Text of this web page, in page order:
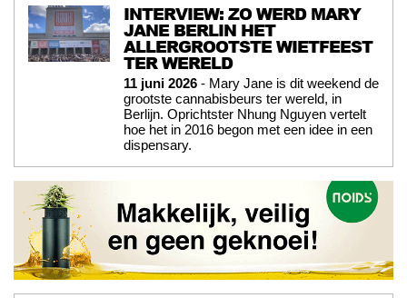
INTERVIEW: ZO WERD MARY
JANE BERLIN HET
ALLERGROOTSTE WIETFEEST
TER WERELD
11 juni 2026 - Mary Jane is dit weekend de
grootste cannabisbeurs ter wereld, in
Berlijn. Oprichtster Nhung Nguyen vertelt
hoe het in 2016 begon met een idee in een
dispensary.